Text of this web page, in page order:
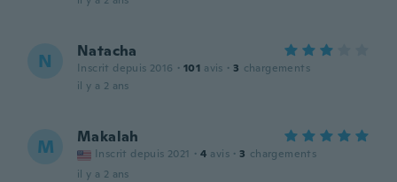
N Natacha
Inscrit depuis 2016 · 101 avis · 3 chargements
il y a 2 ans
M Makalah
Inscrit depuis 2021 · 4 avis · 3 chargements
il y a 2 ans